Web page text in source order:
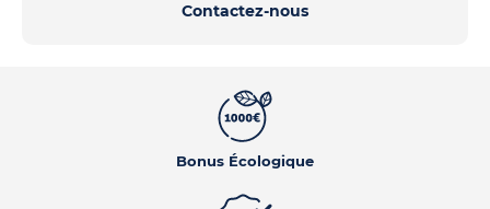
Bonus Écologique
Contactez-nous